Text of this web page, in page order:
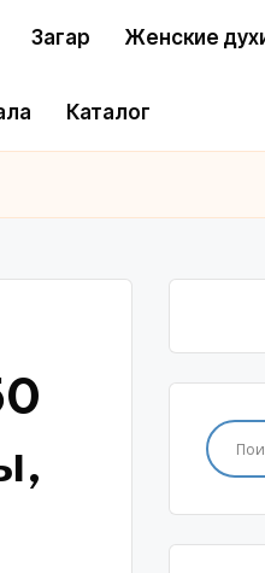
Загар Женские
Каталог